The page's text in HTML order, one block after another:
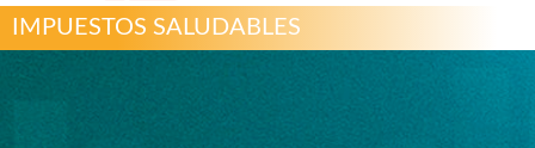
IMPUESTOS SALUDABLES